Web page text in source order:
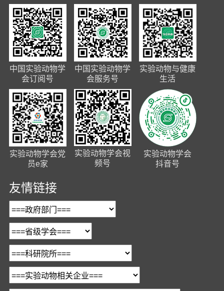
中国实验动物学
会订阅号
中国实验动物学
会服务号
实验动物与健康
生活
实验动物学会党
员e家
实验动物学会视
频号
实验动物学会
抖音号
友情链接